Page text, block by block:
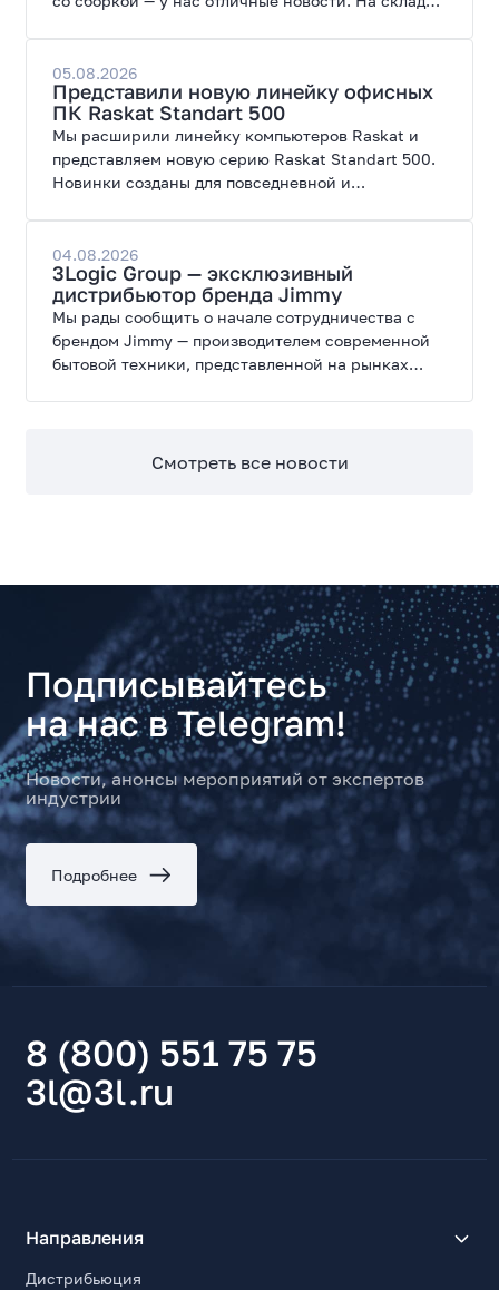
современных игр и работы с нейросетями.
05.08.2026
Представили новую линейку офисных
ПК Raskat Standart 500
Мы расширили линейку компьютеров Raskat и
представляем новую серию Raskat Standart 500.
Новинки созданы для повседневной и
широкие возможности модернизации.
04.08.2026
3Logic Group — эксклюзивный
дистрибьютор бренда Jimmy
Мы рады сообщить о начале сотрудничества с
брендом Jimmy — производителем современной
бытовой техники, представленной на рынках
Смотреть все новости
Подписывайтесь
на нас в Telegram!
Новости, анонсы мероприятий от экспертов
индустрии
Подробнее
8 (800) 551 75 75
3l@3l.ru
Направления
Дистрибьюция